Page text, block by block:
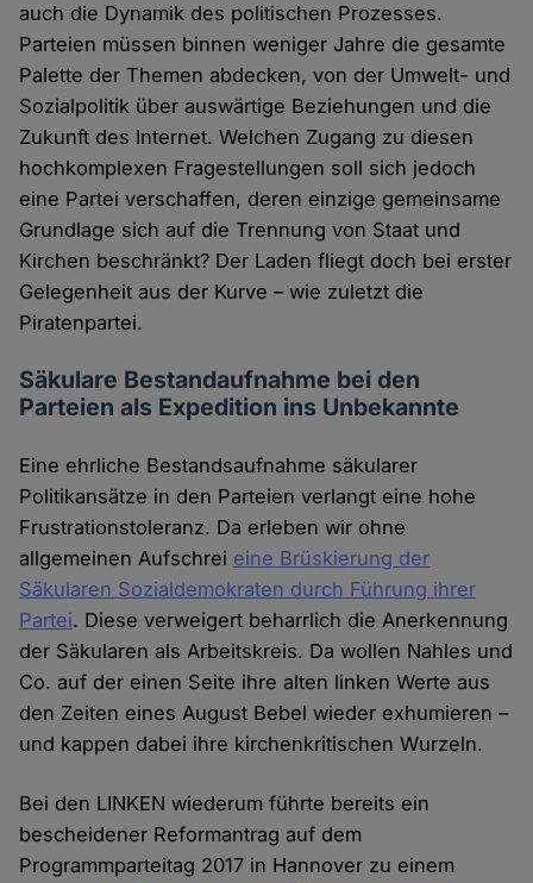
auch die Dynamik des politischen Prozesses.
Parteien müssen binnen weniger Jahre die gesamte
Palette der Themen abdecken, von der Umwelt- und
Sozialpolitik über auswärtige Beziehungen und die
Zukunft des Internet. Welchen Zugang zu diesen
hochkomplexen Fragestellungen soll sich jedoch
eine Partei verschaffen, deren einzige gemeinsame
Grundlage sich auf die Trennung von Staat und
Kirchen beschränkt? Der Laden fliegt doch bei erster
Gelegenheit aus der Kurve – wie zuletzt die
Piratenpartei.
Säkulare Bestandaufnahme bei den
Parteien als Expedition ins Unbekannte
Eine ehrliche Bestandsaufnahme säkularer
Politikansätze in den Parteien verlangt eine hohe
Frustrationstoleranz. Da erleben wir ohne
allgemeinen Aufschrei eine Brüskierung der
Säkularen Sozialdemokraten durch Führung ihrer
Partei. Diese verweigert beharrlich die Anerkennung
der Säkularen als Arbeitskreis. Da wollen Nahles und
Co. auf der einen Seite ihre alten linken Werte aus
den Zeiten eines August Bebel wieder exhumieren –
und kappen dabei ihre kirchenkritischen Wurzeln.
Bei den LINKEN wiederum führte bereits ein
bescheidener Reformantrag auf dem
Programmparteitag 2017 in Hannover zu einem